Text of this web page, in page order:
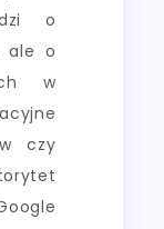
o
ale o
w
czy